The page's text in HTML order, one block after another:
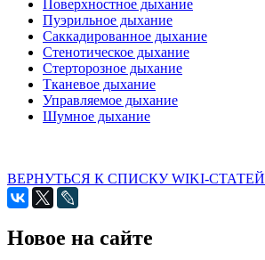
Поверхностное дыхание
Пуэрильное дыхание
Саккадированное дыхание
Стенотическое дыхание
Стерторозное дыхание
Тканевое дыхание
Управляемое дыхание
Шумное дыхание
ВЕРНУТЬСЯ К СПИСКУ WIKI-СТАТЕЙ
Новое на сайте